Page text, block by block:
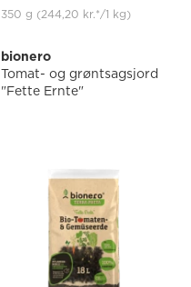
350 g (244,20 kr.*/1 kg)
bionero
Tomat- og grøntsagsjord
"Fette Ernte"